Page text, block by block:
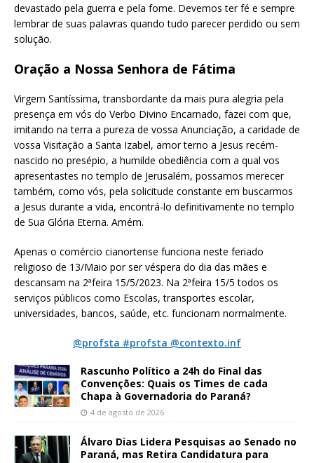
devastado pela guerra e pela fome. Devemos ter fé e sempre
lembrar de suas palavras quando tudo parecer perdido ou sem
solução.
Oração a Nossa Senhora de Fátima
Virgem Santíssima, transbordante da mais pura alegria pela
presença em vós do Verbo Divino Encarnado, fazei com que,
imitando na terra a pureza de vossa Anunciação, a caridade de
vossa Visitação a Santa Izabel, amor terno a Jesus recém-
nascido no presépio, a humilde obediência com a qual vos
apresentastes no templo de Jerusalém, possamos merecer
também, como vós, pela solicitude constante em buscarmos
a Jesus durante a vida, encontrá-lo definitivamente no templo
de Sua Glória Eterna. Amém.
Apenas o comércio cianortense funciona neste feriado
religioso de 13/Maio por ser véspera do dia das mães e
descansam na 2ªfeira 15/5/2023. Na 2ªfeira 15/5 todos os
serviços públicos como Escolas, transportes escolar,
universidades, bancos, saúde, etc. funcionam normalmente.
@profsta #profsta @contexto.inf
Rascunho Político a 24h do Final das
Convenções: Quais os Times de cada
Chapa à Governadoria do Paraná?
4 de agosto de 2026
Álvaro Dias Lidera Pesquisas ao Senado no
Paraná, mas Retira Candidatura para